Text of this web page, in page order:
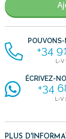
POUVONS-
+34
L-V
ÉCRIVEZ-
+34
L-V
PLUS